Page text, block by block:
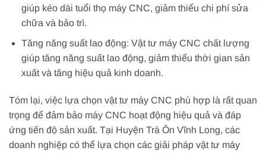
giúp kéo dài tuổi thọ máy CNC, giảm thiểu chi phí sửa
chữa và bảo trì.
Tăng năng suất lao động: Vật tư máy CNC chất lượng
giúp tăng năng suất lao động, giảm thiểu thời gian sản
xuất và tăng hiệu quả kinh doanh.
Tóm lại, việc lựa chọn vật tư máy CNC phù hợp là rất quan
trọng để đảm bảo máy CNC hoạt động hiệu quả và đáp
ứng tiến độ sản xuất. Tại Huyện Trà Ôn Vĩnh Long, các
doanh nghiệp có thể lựa chọn các giải pháp vật tư máy